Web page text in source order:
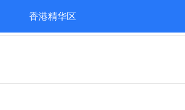
香港精华区